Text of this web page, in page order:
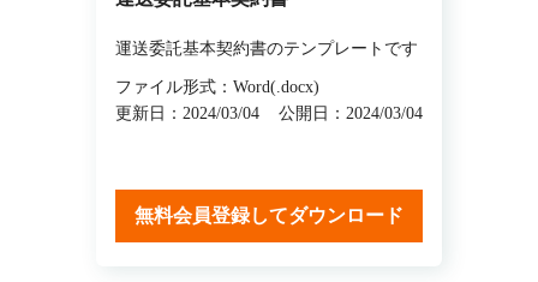
運送委託基本契約書のテンプレートです
ファイル形式：Word(.docx)
更新日：2024/03/04
公開日：2024/03/04
無料会員登録してダウンロード